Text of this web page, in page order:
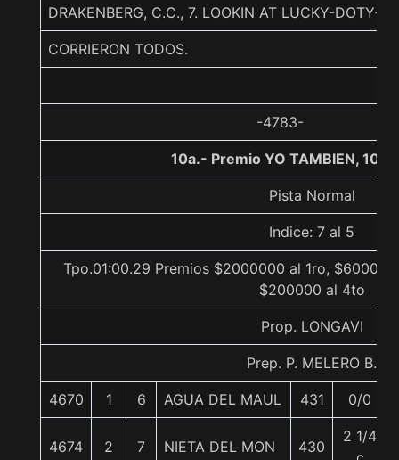
DRAKENBERG, C.C., 7. LOOKIN AT LUCKY-DOTY-
CORRIERON TODOS.
-4783-
10a.- Premio YO TAMBIEN,
Pista Normal
Indice: 7 al 5
Tpo.01:00.29 Premios $2000000 al 1ro,
$200000 al 4to
Prop. LONGAVI
Prep. P. MELERO B.
4670 1 6 AGUA DEL MAUL 431 0/0
4674 2 7 NIETA DEL MON 430
2 1/4